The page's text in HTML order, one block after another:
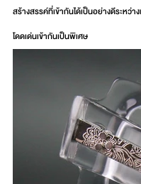
สร้างสรรค์ที่เข้ากันได้เป็นอย่างดีระหว่
โดดเด่นเข้ากันเป็นพิเศษ